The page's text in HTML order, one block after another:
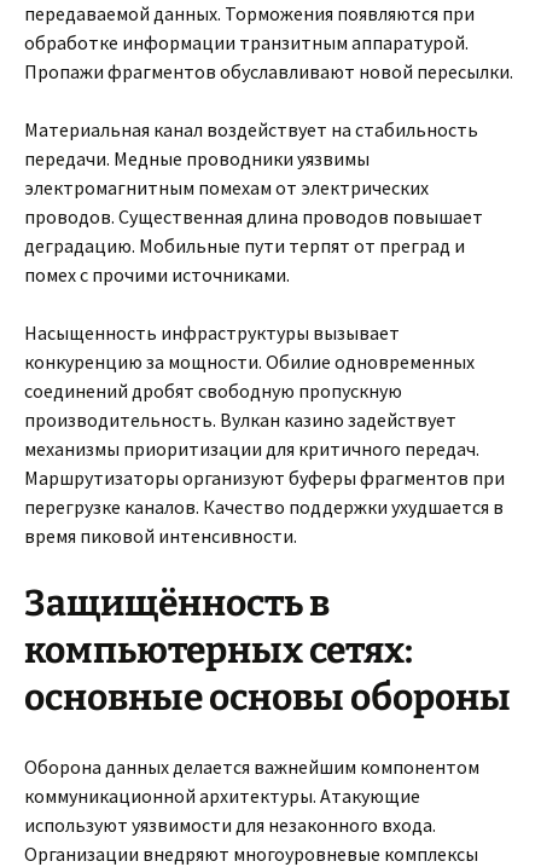
передаваемой данных. Торможения появляются при
обработке информации транзитным аппаратурой.
Пропажи фрагментов обуславливают новой пересылки.
Материальная канал воздействует на стабильность
передачи. Медные проводники уязвимы
электромагнитным помехам от электрических
проводов. Существенная длина проводов повышает
деградацию. Мобильные пути терпят от преград и
помех с прочими источниками.
Насыщенность инфраструктуры вызывает
конкуренцию за мощности. Обилие одновременных
соединений дробят свободную пропускную
производительность. Вулкан казино задействует
механизмы приоритизации для критичного передач.
Маршрутизаторы организуют буферы фрагментов при
перегрузке каналов. Качество поддержки ухудшается в
время пиковой интенсивности.
Защищённость в
компьютерных сетях:
основные основы обороны
Оборона данных делается важнейшим компонентом
коммуникационной архитектуры. Атакующие
используют уязвимости для незаконного входа.
Организации внедряют многоуровневые комплексы